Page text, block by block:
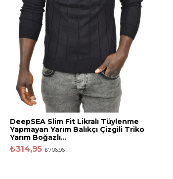
DeepSEA Slim Fit Likralı Tüylenme
Yapmayan Yarım Balıkçı Çizgili Triko
Yarım Boğazlı...
₺314,95 ₺706,96